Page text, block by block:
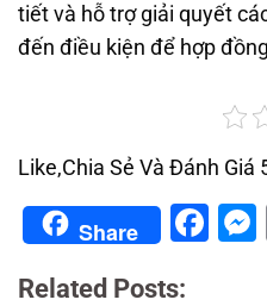
tiết và hỗ trợ giải quyết
đến điều kiện để hợp
Like,Chia Sẻ Và Đánh Giá
Share
Related Posts: